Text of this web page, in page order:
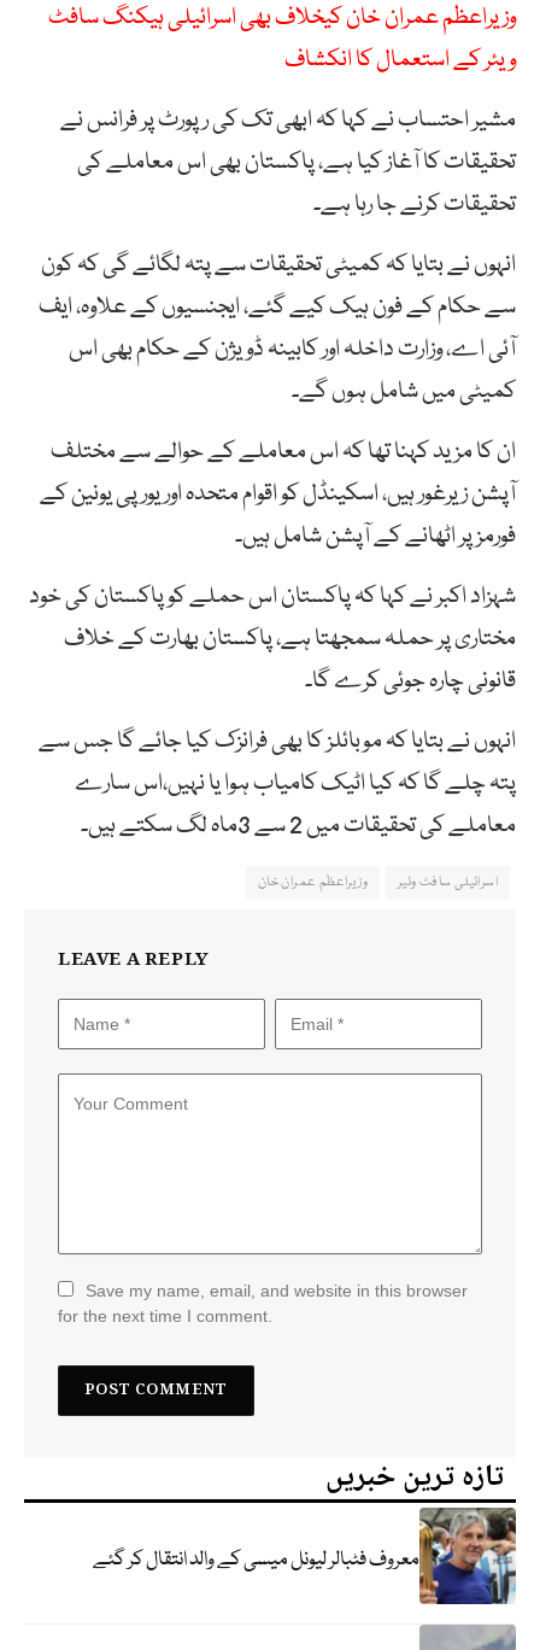
وزیراعظم عمران خان کیخلاف بھی اسرائیلی ہیکنگ سافٹ
ویئر کے استعمال کا انکشاف
مشیر احتساب نے کہا کہ ابھی تک کی رپورٹ پر فرانس نے
تحقیقات کا آغاز کیا ہے، پاکستان بھی اس معاملے کی
تحقیقات کرنے جا رہا ہے۔
انہوں نے بتایا کہ کمیٹی تحقیقات سے پتہ لگائے گی کہ کون
سے حکام کے فون ہیک کیے گئے، ایجنسیوں کے علاوہ، ایف
آئی اے، وزارت داخلہ اور کابینہ ڈویژن کے حکام بھی اس
کمیٹی میں شامل ہوں گے۔
ان کا مزید کہنا تھا کہ اس معاملے کے حوالے سے مختلف
آپشن زیرغور ہیں، اسکینڈل کو اقوام متحدہ اور یورپی یونین کے
فورمز پر اٹھانے کے آپشن شامل ہیں۔
شہزاد اکبر نے کہا کہ پاکستان اس حملے کو پاکستان کی خود
مختاری پر حملہ سمجھتا ہے، پاکستان بھارت کے خلاف
قانونی چارہ جوئی کرے گا۔
انہوں نے بتایا کہ موبائلز کا بھی فرانزک کیا جائے گا جس سے
پتہ چلے گا کہ کیا اٹیک کامیاب ہوا یا نہیں،اس سارے
معاملے کی تحقیقات میں 2 سے 3ماہ لگ سکتے ہیں۔
اسرائیلی سافٹ وئیر وزیراعظم عمران خان
LEAVE A REPLY
Save my name, email, and website in this browser
for the next time I comment.
تازہ ترین خبریں
معروف فٹبالر لیونل میسی کے والد انتقال کر گئے